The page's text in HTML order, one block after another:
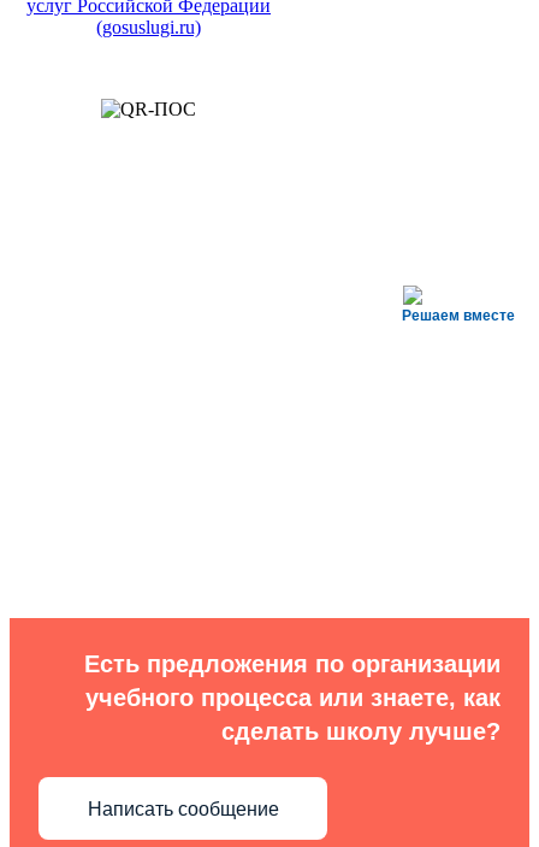
Решаем вместе
Есть предложения по организации
учебного процесса или знаете, как
сделать школу лучше?
Написать сообщение